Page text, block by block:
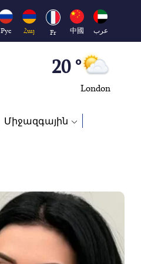
Рус Հայ Fr 中國 عرب 45 °
Dubai
20 °
London
16 °
Rome
23 °
Միջազգային